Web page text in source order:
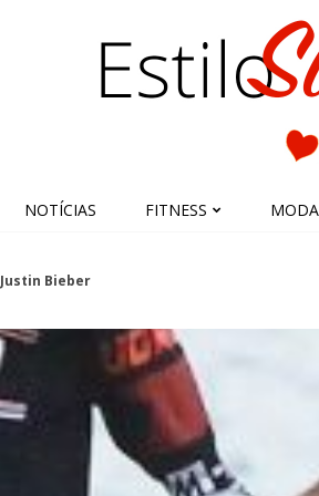
NOTÍCIAS FITNESS MODA
Justin Bieber